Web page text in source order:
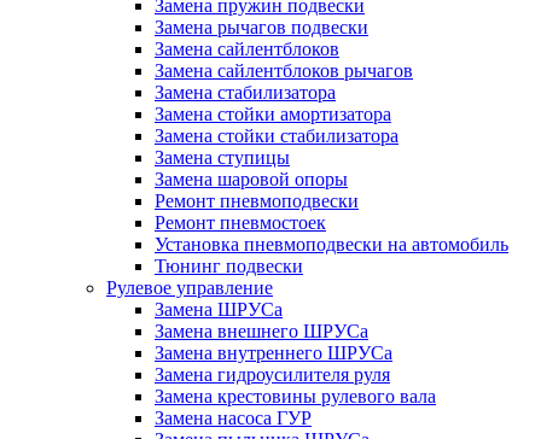
Замена пружин подвески
Замена рычагов подвески
Замена сайлентблоков
Замена сайлентблоков рычагов
Замена стабилизатора
Замена стойки амортизатора
Замена стойки стабилизатора
Замена ступицы
Замена шаровой опоры
Ремонт пневмоподвески
Ремонт пневмостоек
Установка пневмоподвески на автомобиль
Тюнинг подвески
Рулевое управление
Замена ШРУСа
Замена внешнего ШРУСа
Замена внутреннего ШРУСа
Замена гидроусилителя руля
Замена крестовины рулевого вала
Замена насоса ГУР